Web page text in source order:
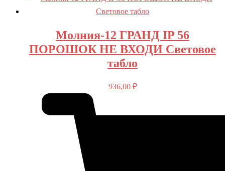
Молния-12 ГРАНД IP 56
ПОРОШОК НЕ ВХОДИ Световое
табло
936,00 ₽